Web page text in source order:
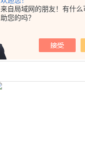
来自局域网的朋友！有什么
助您的吗？
我的